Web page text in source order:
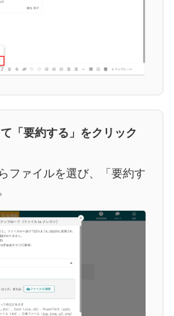
「要約する」をクリック
ファイルを選び、「要約す